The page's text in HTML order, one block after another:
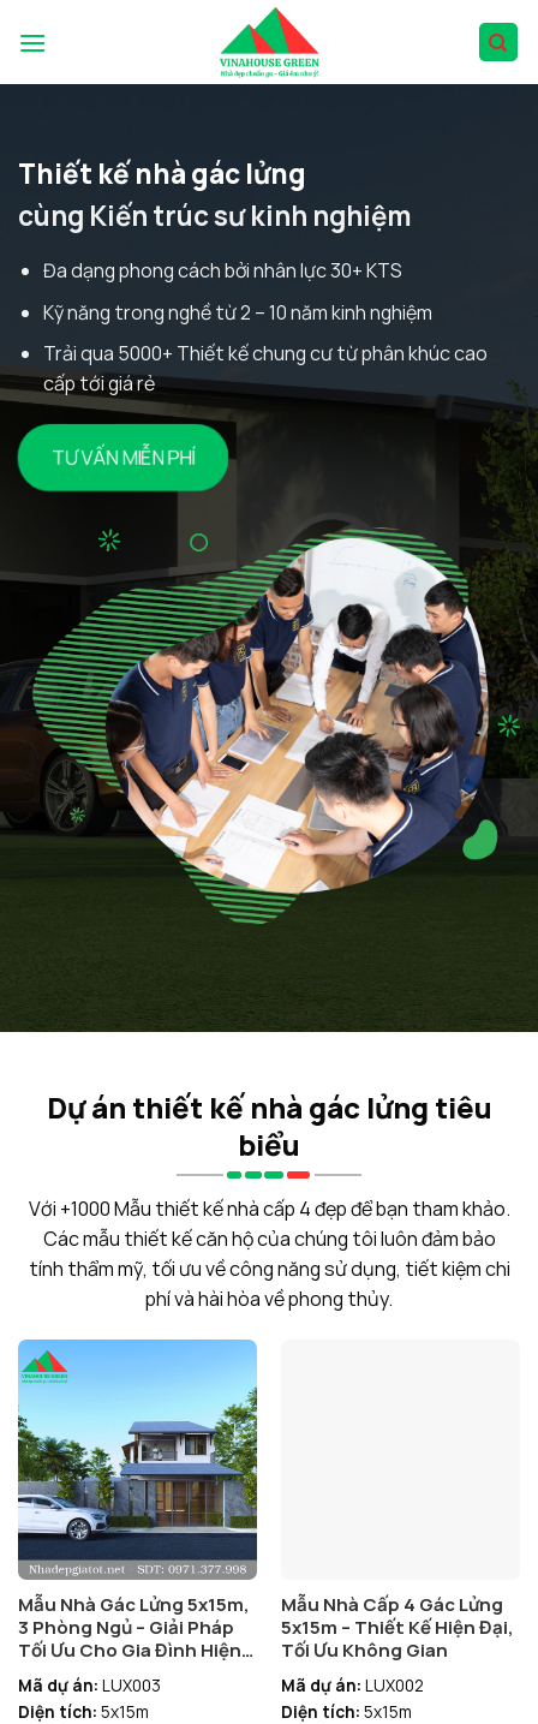
Thiết kế nhà gác lửng
cùng Kiến trúc sư kinh nghiệm
Đa dạng phong cách bởi nhân lực 30+ KTS
Kỹ năng trong nghề từ 2 – 10 năm kinh nghiệm
Trải qua 5000+ Thiết kế chung cư từ phân khúc cao
cấp tới giá rẻ
TƯ VẤN MIỄN PHÍ
Dự án thiết kế nhà gác lửng tiêu
biểu
Với +1000 Mẫu thiết kế nhà cấp 4 đẹp để bạn tham khảo.
Các mẫu thiết kế căn hộ của chúng tôi luôn đảm bảo
tính thẩm mỹ, tối ưu về công năng sử dụng, tiết kiệm chi
phí và hài hòa về phong thủy.
Mẫu Nhà Gác Lửng 5x15m,
3 Phòng Ngủ – Giải Pháp
Tối Ưu Cho Gia Đình Hiện
Đại – LUX003
Mã dự án: LUX003
Diện tích: 5x15m
Mẫu Nhà Cấp 4 Gác Lửng
5x15m – Thiết Kế Hiện Đại,
Tối Ưu Không Gian
Mã dự án: LUX002
Diện tích: 5x15m